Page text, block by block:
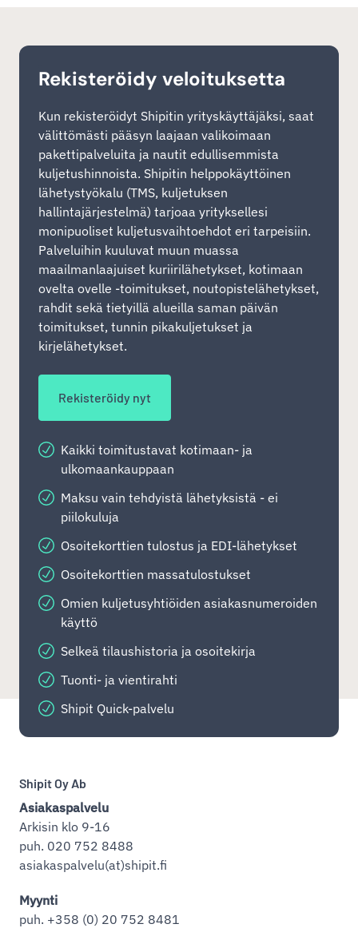
Rekisteröidy veloituksetta
Kun rekisteröidyt Shipitin yrityskäyttäjäksi, saat
välittömästi pääsyn laajaan valikoimaan
pakettipalveluita ja nautit edullisemmista
kuljetushinnoista. Shipitin helppokäyttöinen
lähetystyökalu (TMS, kuljetuksen
hallintajärjestelmä) tarjoaa yrityksellesi
monipuoliset kuljetusvaihtoehdot eri tarpeisiin.
Palveluihin kuuluvat muun muassa
maailmanlaajuiset kuriirilähetykset, kotimaan
ovelta ovelle -toimitukset, noutopistelähetykset,
rahdit sekä tietyillä alueilla saman päivän
toimitukset, tunnin pikakuljetukset ja
kirjelähetykset.
Rekisteröidy nyt
Kaikki toimitustavat kotimaan- ja
ulkomaankauppaan
Maksu vain tehdyistä lähetyksistä - ei
piilokuluja
Osoitekorttien tulostus ja EDI-lähetykset
Osoitekorttien massatulostukset
Omien kuljetusyhtiöiden asiakasnumeroiden
käyttö
Selkeä tilaushistoria ja osoitekirja
Tuonti- ja vientirahti
Shipit Quick-palvelu
Shipit Oy Ab
Asiakaspalvelu
Arkisin klo 9-16
puh. 020 752 8488
asiakaspalvelu(at)shipit.fi
Myynti
puh. +358 (0) 20 752 8481